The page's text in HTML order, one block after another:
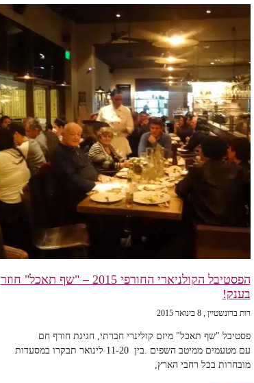
הפסטיבל הקולניארי החורפי 2015 – "שף תאכל" חוזר
בענק!
רות ברונשטיין 8 בינואר 2015
פסטיבל "שף תאכל" מיזם קולינרי חברתי, חגיגת חורף חם
עם מטעמים ממיטב השפים .בין 11-20 לינואר תבקרו במסעדות
מובחרות בכל רחבי הארץ,